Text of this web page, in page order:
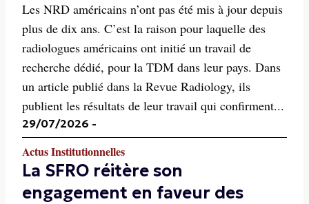
Les NRD américains n’ont pas été mis à jour depuis
plus de dix ans. C’est la raison pour laquelle des
radiologues américains ont initié un travail de
recherche dédié, pour la TDM dans leur pays. Dans
un article publié dans la Revue Radiology, ils
publient les résultats de leur travail qui confirment...
29/07/2026 -
Actus Institutionnelles
La SFRO réitère son
engagement en faveur des